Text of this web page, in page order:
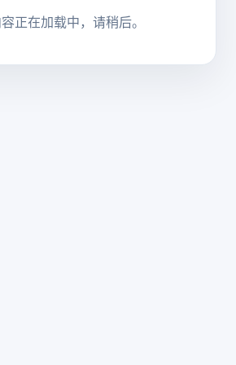
正在加载中，请稍后。